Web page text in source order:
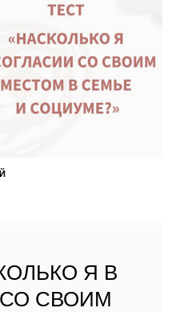
Я В
СВОИМ